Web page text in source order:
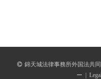
錦天城法律事務所外国法共
ー |